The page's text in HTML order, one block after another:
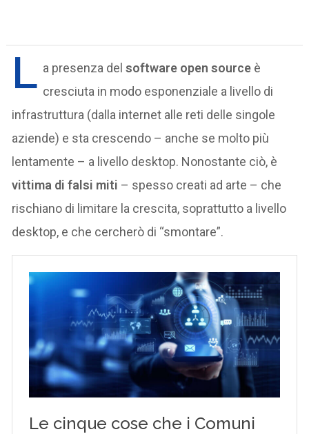
L a presenza delsoftware open source è
cresciuta in modo esponenziale a livello di
infrastruttura (dalla internet alle reti delle singole
aziende) e sta crescendo – anche se molto più
lentamente – a livello desktop. Nonostante ciò, è
vittima di falsi miti – spesso creati ad arte – che
rischiano di limitare la crescita, soprattutto a livello
desktop, e che cercherò di “smontare”.